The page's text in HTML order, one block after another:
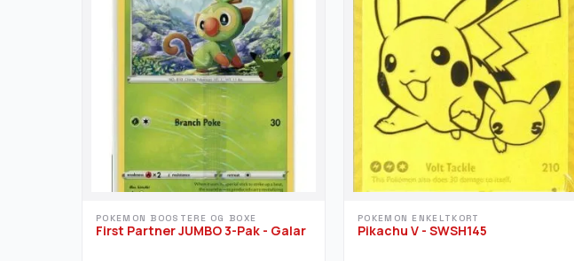
POKEMON BOOSTERE OG BOXE
First Partner JUMBO 3-Pak - Galar
POKEMON ENKELTKORT
Pikachu V - SWSH145